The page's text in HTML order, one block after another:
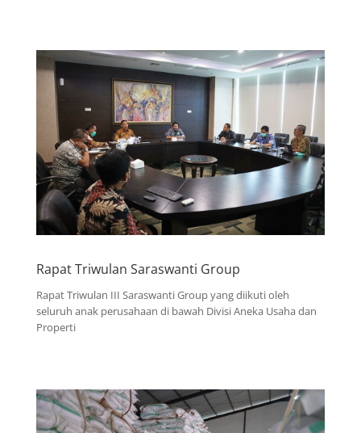
Rapat Triwulan Saraswanti Group
Rapat Triwulan III Saraswanti Group yang diikuti oleh
seluruh anak perusahaan di bawah Divisi Aneka Usaha dan
Properti